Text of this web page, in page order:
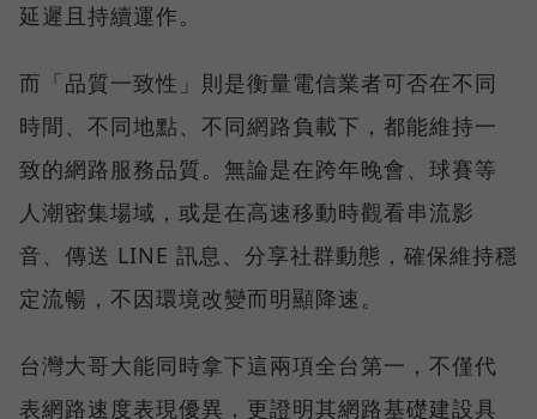
延遲且持續運作。
而「品質一致性」則是衡量電信業者可否在不同
時間、不同地點、不同網路負載下，都能維持一
致的網路服務品質。無論是在跨年晚會、球賽等
人潮密集場域，或是在高速移動時觀看串流影
音、傳送 LINE 訊息、分享社群動態，確保維持穩
定流暢，不因環境改變而明顯降速。
台灣大哥大能同時拿下這兩項全台第一，不僅代
表網路速度表現優異，更證明其網路基礎建設具